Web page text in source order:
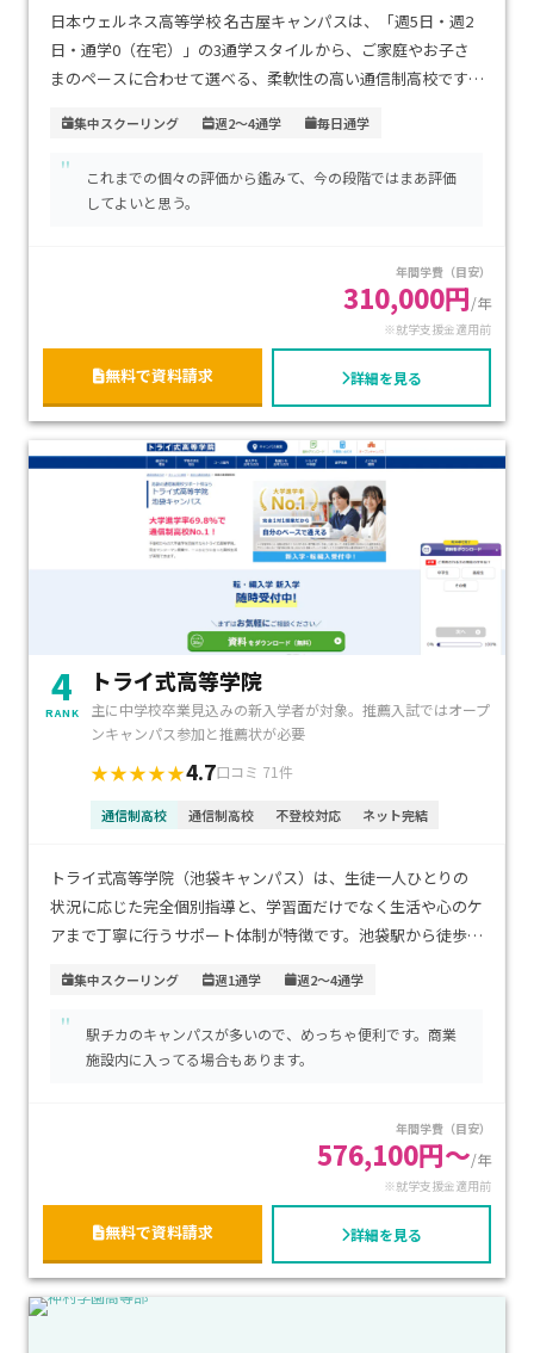
日本ウェルネス高等学校 名古屋キャンパスは、「週5日・週2
日・通学0（在宅）」の3通学スタイルから、ご家庭やお子さ
まのペースに合わせて選べる、柔軟性の高い通信制高校です。
セスで、通いやすさも魅力。学費は入学金1万円、授業料は1
単位約8000円が目安（年間総額はスタイルにより約25万～55
万円程度）で、透明かつ比較的良心的です。専門コースも豊富
や、好きなことを続けながら卒業や進学を目指す方に、特に
集中スクーリング 週2～4通学 毎日通学
"
これまでの個々の評価から鑑みて、今の段階ではまあ評価
してよいと思う。
年間学費（目安）
310,000円/年
※就学支援金適用前
無料で資料請求 詳細を見る
4
RANK
トライ式高等学院
主に中学校卒業見込みの新入学者が対象。推薦入試ではオープ
ンキャンパス参加と推薦状が必要
★★★★★4.7口コミ 71件
通信制高校 通信制高校 不登校対応 ネット完結
トライ式高等学院（池袋キャンパス）は、生徒一人ひとりの
状況に応じた完全個別指導と、学習面だけでなく生活や心のケ
アまで丁寧に行うサポート体制が特徴です。池袋駅から徒歩圏
内各地や埼玉方面からのアクセスも非常に良好です。学費は大
手サポート校として標準的な水準で、安心して継続できる点も
魅力です。不登校経験がある生徒や、自分のペースで高校卒業
集中スクーリング 週1通学 週2～4通学
"
駅チカのキャンパスが多いので、めっちゃ便利です。商業
施設内に入ってる場合もあります。
年間学費（目安）
576,100円～/年
※就学支援金適用前
無料で資料請求 詳細を見る